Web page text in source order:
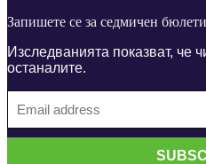
Запишете се за седмичен
Изследванията показват, че
останалите.